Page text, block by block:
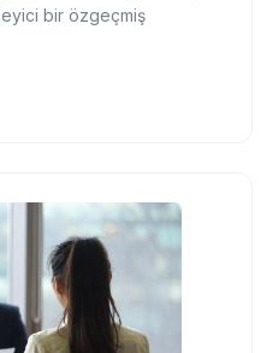
bir özgeçmiş